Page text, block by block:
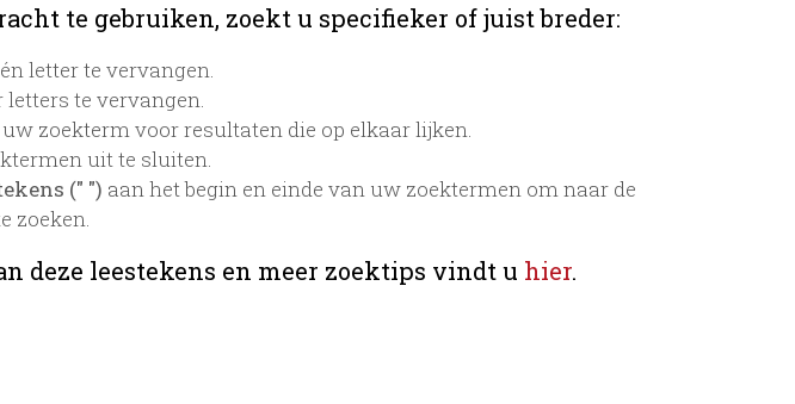
te gebruiken, zoekt u specifieker of juist breder:
letter te vervangen.
letters te vervangen.
zoekterm voor resultaten die op elkaar lijken.
uit te sluiten.
(" ") aan het begin en einde van uw zoektermen om naar de
zoeken.
deze leestekens en meer zoektips vindt u hier.